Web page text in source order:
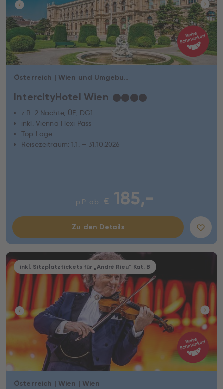
Österreich | Wien und Umgebung | Wien
IntercityHotel Wien ★★★★
z.B. 2 Nächte, ÜF, DG1
inkl. Vienna Flexi Pass
Top Lage
Reisezeitraum: 1.1. – 31.10.2026
p.P. ab € 185,-
Zu den Details
inkl. Sitzplatztickets für „André Rieu“ Kat. B
Österreich | Wien | Wien